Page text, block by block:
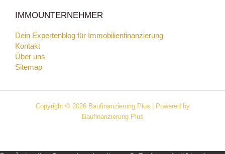
IMMOUNTERNEHMER
Dein Expertenblog für Immobilienfinanzierung
Kontakt
Über uns
Sitemap
Copyright © 2026 Baufinanzierung Plus | Powered by
Baufinanzierung Plus